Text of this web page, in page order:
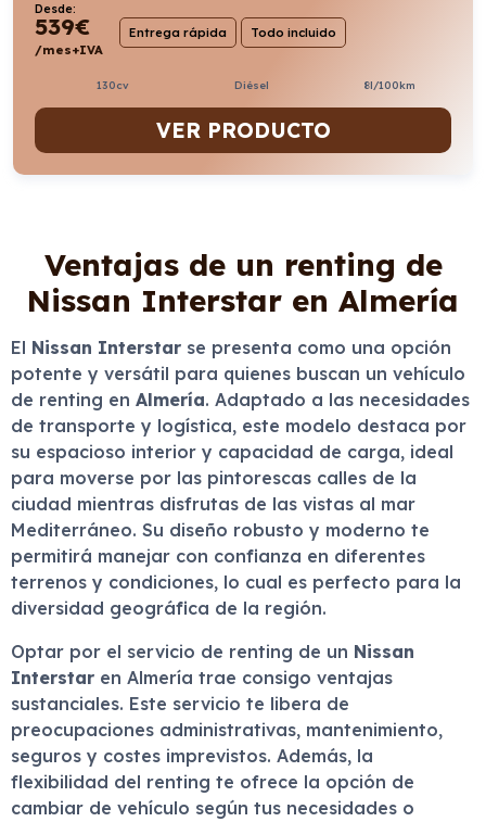
Desde:
539€
/mes+IVA
Entrega rápida Todo incluido
130cv Diésel 8l/100km
VER PRODUCTO
Ventajas de un renting de
Nissan Interstar en Almería
El Nissan Interstar se presenta como una opción
potente y versátil para quienes buscan un vehículo
de renting en Almería. Adaptado a las necesidades
de transporte y logística, este modelo destaca por
su espacioso interior y capacidad de carga, ideal
para moverse por las pintorescas calles de la
ciudad mientras disfrutas de las vistas al mar
Mediterráneo. Su diseño robusto y moderno te
permitirá manejar con confianza en diferentes
terrenos y condiciones, lo cual es perfecto para la
diversidad geográfica de la región.
Optar por el servicio de renting de un Nissan
Interstar en Almería trae consigo ventajas
sustanciales. Este servicio te libera de
preocupaciones administrativas, mantenimiento,
seguros y costes imprevistos. Además, la
flexibilidad del renting te ofrece la opción de
cambiar de vehículo según tus necesidades o